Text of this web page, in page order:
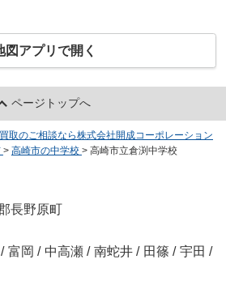
図アプリで開く
ページトップへ
取のご相談なら株式会社開成コーポレーション
> 高崎市の中学校 > 高崎市立倉渕中学校
長野原町
/ 富岡 / 中高瀬 / 南蛇井 / 田篠 / 宇田 /